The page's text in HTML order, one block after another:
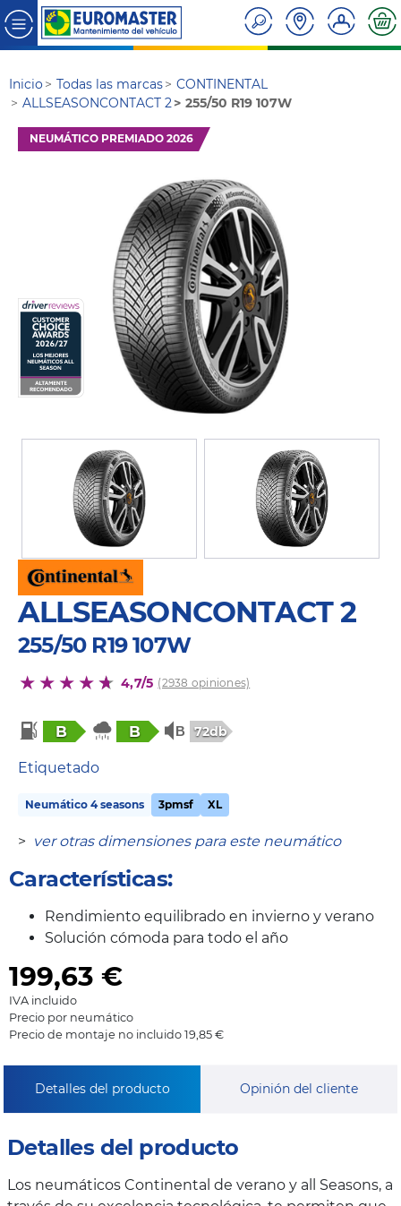
Inicio Todas las marcas
CONTINENTAL
ALLSEASONCONTACT 2
255/50 R19 107W
NEUMÁTICO PREMIADO 2026
ALLSEASONCONTACT 2
255/50 R19 107W
4,7/5 (2938 opiniones)
B B 72db
Etiquetado
Neumático 4 seasons 3pmsf XL
> ver otras dimensiones para este neumático
Características:
Rendimiento equilibrado en invierno y verano
Solución cómoda para todo el año
199,63 €
IVA incluido
Precio por neumático
Precio de montaje no incluido 19,85 €
Detalles del producto Opinión del cliente
Detalles del producto
Los neumáticos Continental de verano y all Seasons, a